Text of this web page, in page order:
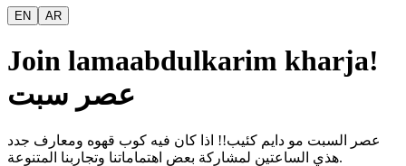
EN AR
Join lamaabdulkarim kharja!
عصر سبت
عصر السبت مو دايم كئيب!! اذا كان فيه كوب قهوه ومعارف جدد
هذي الساعتين لمشاركة بعض اهتماماتنا وتجاربنا المتنوعة.